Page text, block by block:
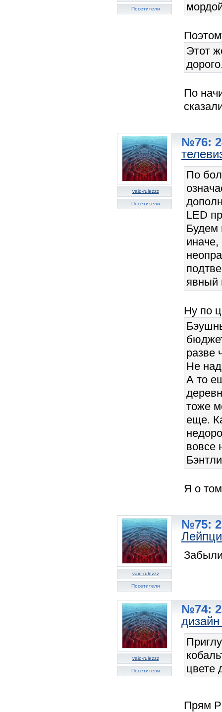
Посетители
Этот
По
vaio-rulezzz
Посетители
№76:
По
LED
Будем
иначе,
явный
Ну по
разве
Не
А то
тоже
еще.
вовсе
Я о
vaio-rulezzz
Посетители
№75:
vaio-rulezzz
Посетители
№74:
цвете
Прям